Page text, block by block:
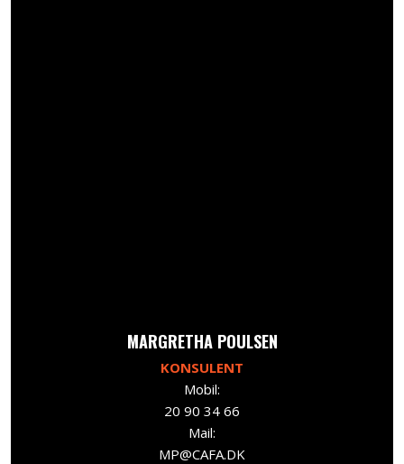
​MARGRETHA POULSEN
KONSULENT
Mobil:
20 90 34 66
Mail:
MP@CAFA.DK